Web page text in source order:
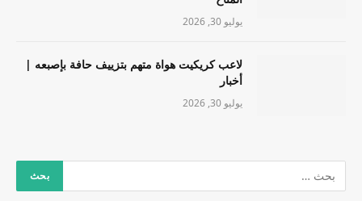
يوليو 30, 2026
لاعب كريكيت هواة متهم بتزييف حافة بإصبعه |
أخبار
يوليو 30, 2026